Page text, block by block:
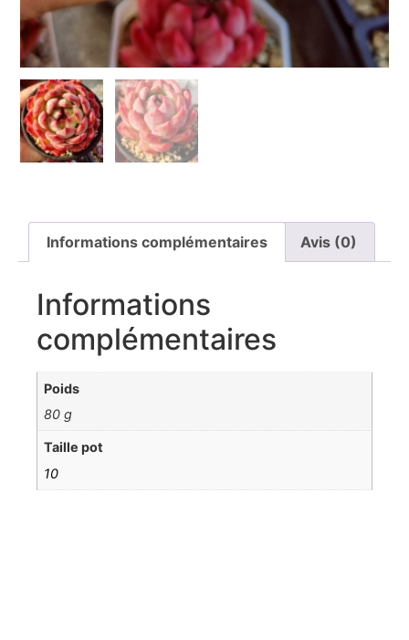
Informations complémentaires Avis (0)
Informations
complémentaires
Poids
80 g
Taille pot
10